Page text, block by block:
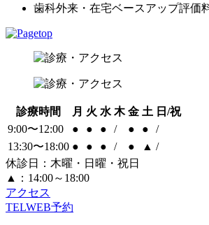
歯科外来・在宅ベースアップ評価
診療時間 月 火 水 木 金 土 日/祝
9:00〜12:00
● ● ● / ● ●
/
13:30〜18:00 ● ● ● / ● ▲ /
休診日：木曜・日曜・祝日
▲：14:00～18:00
アクセス
TELWEB予約